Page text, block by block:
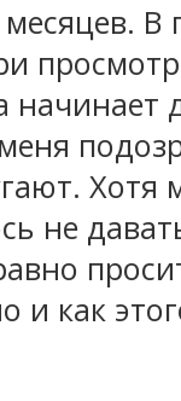
В
Хотя
не
и как